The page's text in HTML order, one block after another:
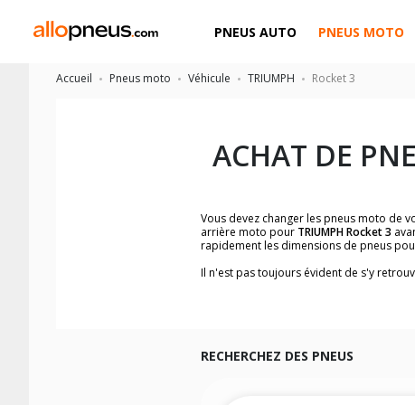
PNEUS AUTO PNEUS MOTO
Accueil Pneus moto Véhicule TRIUMPH Rocket 3
ACHAT DE
Vous devez changer les pneus moto de
arrière moto pour TRIUMPH Rocket 3
rapidement les dimensions de pneus
Il n'est pas toujours évident de s'y
Vous ne savez pas comment trouver
facilement.
RECHERCHEZ DES PNEUS